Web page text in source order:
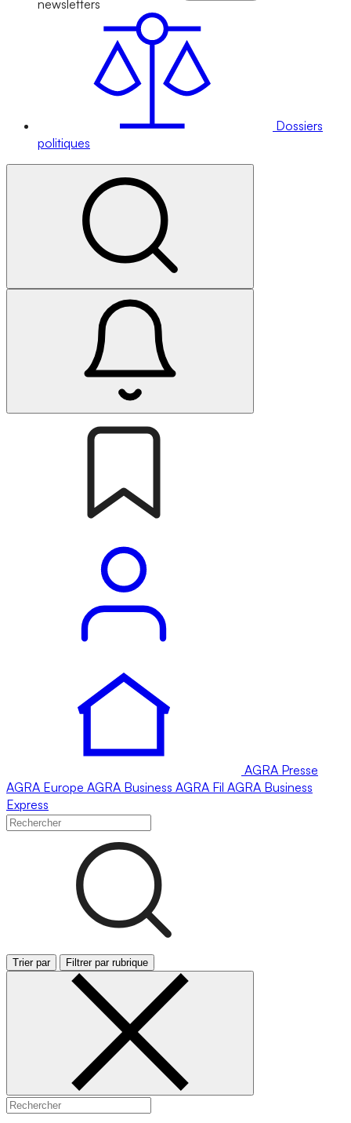
newsletters
Dossiers
politiques
AGRA Presse
AGRA Europe AGRA Business AGRA Fil AGRA Business
Express
Trier par Filtrer par rubrique